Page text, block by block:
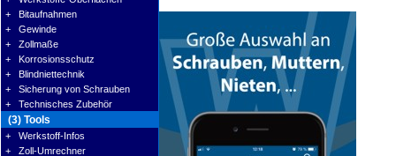
+ Bitaufnahmen
+ Gewinde
+ Zollmaße
+ Korrosionsschutz
+ Blindniettechnik
+ Sicherung von Schrauben
+ Technisches Zubehör
(3) Tools
+ Werkstoff-Infos
+ Zoll-Umrechner